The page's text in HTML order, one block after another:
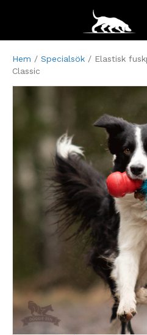
Hem / Specialsök / Elastisk
Classic